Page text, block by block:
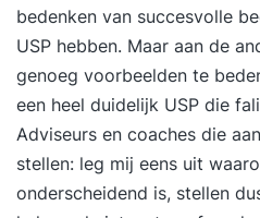
bedenken van succesvolle
USP hebben. Maar aan de
genoeg voorbeelden te
een heel duidelijk USP die
Adviseurs en coaches die
stellen: leg mij eens uit
onderscheidend is, stellen